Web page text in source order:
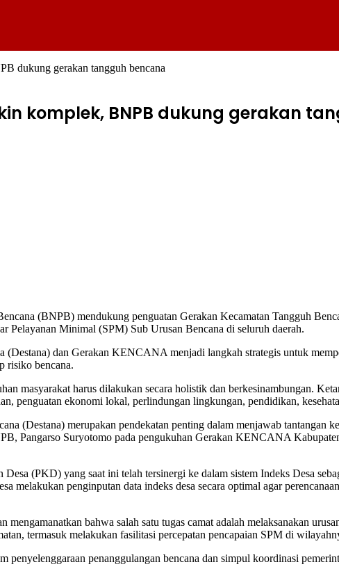
dukung gerakan tangguh bencana
komplek, BNPB dukung gerakan
(BNPB) mendukung penguatan Gerakan Kecamatan Tangguh
Pelayanan Minimal (SPM) Sub Urusan Bencana di seluruh daerah.
dan Gerakan KENCANA menjadi langkah strategis untuk
risiko bencana.
masyarakat harus dilakukan secara holistik dan berkesinambungan.
penguatan ekonomi lokal, perlindungan lingkungan, pendidikan,
(Destana) merupakan pendekatan penting dalam menjawab tantangan
Pangarso Suryotomo pada pengukuhan Gerakan KENCANA
(PKD) yang saat ini telah tersinergi ke dalam sistem Indeks Desa
melakukan penginputan data indeks desa secara optimal agar
bahwa salah satu tugas camat adalah melaksanakan
termasuk melakukan fasilitasi percepatan pencapaian SPM di
penyelenggaraan penanggulangan bencana dan simpul koordinasi